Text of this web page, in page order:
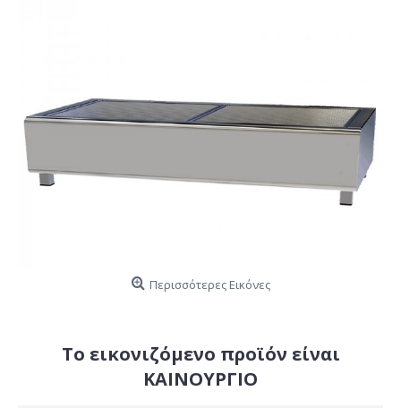
Περισσότερες Εικόνες
Το εικονιζόμενο προϊόν είναι
ΚΑΙΝΟΥΡΓΙΟ